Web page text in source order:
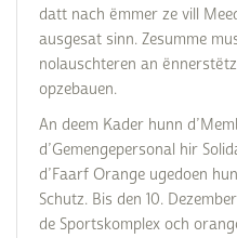
datt nach ëmmer ze vill
ausgesat sinn. Zesumme
nolauschteren an
opzebauen.
An deem Kader hunn
d’Gemengepersonal hir
d’Faarf Orange ugedoen
Schutz. Bis den 10.
de Sportskomplex och